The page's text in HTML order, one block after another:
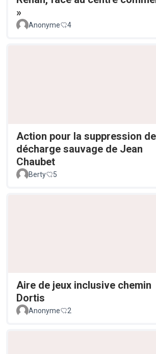
»
Anonyme 4
Action pour la suppression
décharge sauvage de Jean
Chaubet
Berty 5
Aire de jeux inclusive chemin
Dortis
Anonyme 2